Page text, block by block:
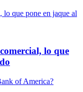
que pone en jaque al
lo que
of America?